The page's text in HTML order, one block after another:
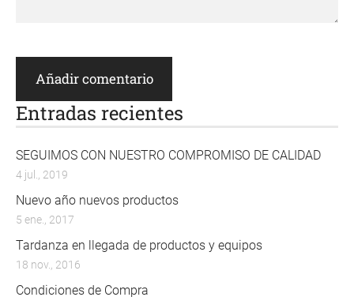
Entradas recientes
SEGUIMOS CON NUESTRO COMPROMISO DE CALIDAD
4 jul., 2019
Nuevo año nuevos productos
5 ene., 2017
Tardanza en llegada de productos y equipos
18 nov., 2016
Condiciones de Compra